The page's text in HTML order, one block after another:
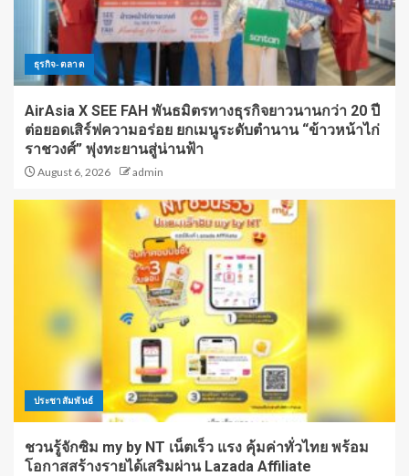
ธุรกิจ-ตลาด
AirAsia X SEE FAH พันธมิตรทางธุรกิจยาวนานกว่า 20 ปี
ต่อยอดเสิร์ฟความอร่อย ยกเมนูระดับตำนาน “ข้าวหน้าไก่
ราชวงศ์” พุ่งทะยานสู่น่านฟ้า
August 6, 2026 admin
ประชาสัมพันธ์
ชวนรู้จักซิม my by NT เน็ตเร็ว แรง คุ้มค่าทั่วไทย พร้อม
โอกาสสร้างรายได้เสริมผ่าน Lazada Affiliate